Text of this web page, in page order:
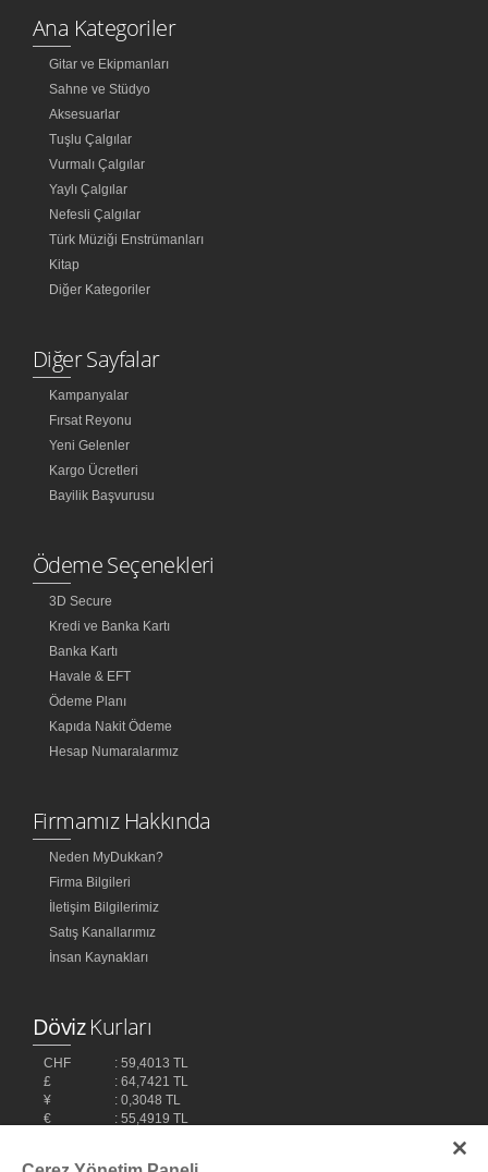
Ana Kategoriler
Gitar ve Ekipmanları
Sahne ve Stüdyo
Aksesuarlar
Tuşlu Çalgılar
Vurmalı Çalgılar
Yaylı Çalgılar
Nefesli Çalgılar
Türk Müziği Enstrümanları
Kitap
Diğer Kategoriler
Diğer Sayfalar
Kampanyalar
Fırsat Reyonu
Yeni Gelenler
Kargo Ücretleri
Bayilik Başvurusu
Ödeme Seçenekleri
3D Secure
Kredi ve Banka Kartı
Banka Kartı
Havale & EFT
Ödeme Planı
Kapıda Nakit Ödeme
Hesap Numaralarımız
Firmamız Hakkında
Neden MyDukkan?
Firma Bilgileri
İletişim Bilgilerimiz
Satış Kanallarımız
İnsan Kaynakları
DövizKurları
CHF
: 59,4013 TL
£
: 64,7421 TL
¥
: 0,3048 TL
€
: 55,4919 TL